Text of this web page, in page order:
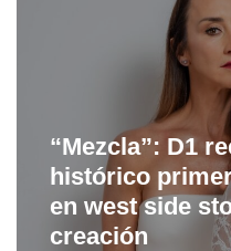
“Mezcla”: D1
histórico
en west side
creación